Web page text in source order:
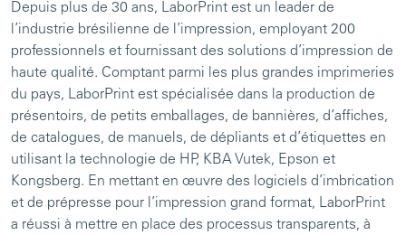
Depuis plus de 30 ans, LaborPrint est un leader de
l’industrie brésilienne de l’impression, employant 200
professionnels et fournissant des solutions d’impression de
haute qualité. Comptant parmi les plus grandes imprimeries
du pays, LaborPrint est spécialisée dans la production de
présentoirs, de petits emballages, de bannières, d’affiches,
de catalogues, de manuels, de dépliants et d’étiquettes en
utilisant la technologie de HP, KBA Vutek, Epson et
Kongsberg. En mettant en œuvre des logiciels d’imbrication
et de prépresse pour l’impression grand format, LaborPrint
a réussi à mettre en place des processus transparents, à